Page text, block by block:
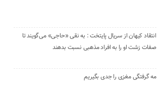
انتقاد کیهان از سریال پایتخت : به نقی «حاجی» می‌گویند تا
صفات زشت او را به افراد مذهبی نسبت بدهند
مه گرفتگی مغزی را جدی بگیریم